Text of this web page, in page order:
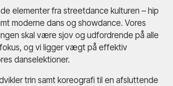
elementer fra streetdance kulturen – hip
moderne dans og showdance. Vores
skal være sjov og udfordrende på alle
og vi ligger vægt på effektiv
danselektioner.
trin samt koreografi til en afsluttende